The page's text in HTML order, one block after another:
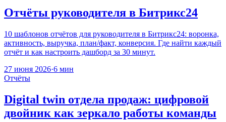
Отчёты руководителя в Битрикс24
10 шаблонов отчётов для руководителя в Битрикс24: воронка,
активность, выручка, план/факт, конверсия. Где найти каждый
отчёт и как настроить дашборд за 30 минут.
27 июня 2026·6 мин
Отчёты
Digital twin отдела продаж: цифровой
двойник как зеркало работы команды